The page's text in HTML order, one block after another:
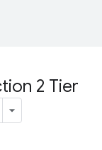
2 Tier